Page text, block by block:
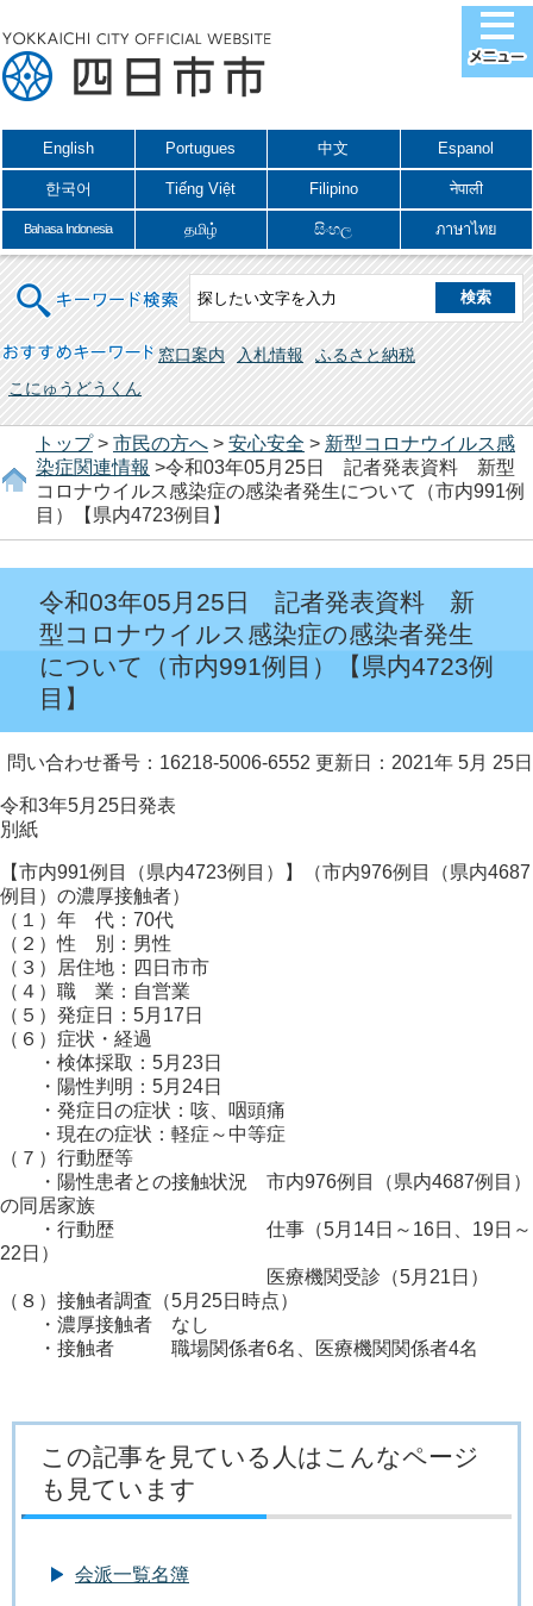
English Portugues 中文 Espanol
한국어 Tiếng Việt Filipino नेपाली
Bahasa Indonesia தமிழ் සිංහල ภาษาไทย
キーワード検索
おすすめキーワード 窓口案内 入札情報
ふるさと納税
こにゅうどうくん
トップ> 市民の方へ > 安心安全 > 新型コロナウイルス感
染症関連情報 >令和03年05月25日 記者発表資料 新型
コロナウイルス感染症の感染者発生について（市内991例
目）【県内4723例目】
令和03年05月25日 記者発表資料 新
型コロナウイルス感染症の感染者発生
について（市内991例目）【県内4723例
目】
問い合わせ番号：16218-5006-6552 更新日：2021年 5月 25日
令和3年5月25日発表
別紙
【市内991例目（県内4723例目）】（市内976例目（県内4687
例目）の濃厚接触者）
（１）年 代：70代
（２）性 別：男性
（３）居住地：四日市市
（４）職 業：自営業
（５）発症日：5月17日
（６）症状・経過
・検体採取：5月23日
・陽性判明：5月24日
・発症日の症状：咳、咽頭痛
・現在の症状：軽症～中等症
（７）行動歴等
・陽性患者との接触状況 市内976例目（県内4687例目）
の同居家族
・行動歴 仕事（5月14日～16日、19日～
22日）
医療機関受診（5月21日）
（８）接触者調査（5月25日時点）
・濃厚接触者 なし
・接触者 職場関係者6名、医療機関関係者4名
この記事を見ている人はこんなページ
も見ています
会派一覧名簿